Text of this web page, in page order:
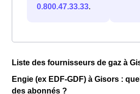
0.800.47.33.33.
Liste des fournisseurs de gaz à
Engie (ex EDF-GDF) à Gisors :
des abonnés ?